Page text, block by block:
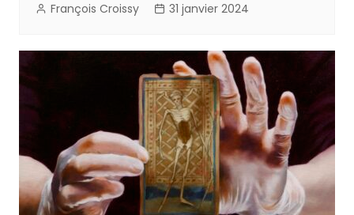
François Croissy 31 janvier 2024